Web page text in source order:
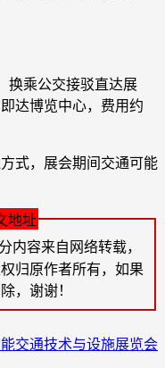
换乘公交接驳直达展
达博览中心，费用约
式，展会期间交通可能
地址
内容来自网络转载，
归原作者所有，如果
，谢谢！
交通技术与设施展览会